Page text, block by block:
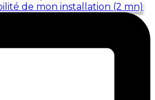
de mon installation (2 mn)